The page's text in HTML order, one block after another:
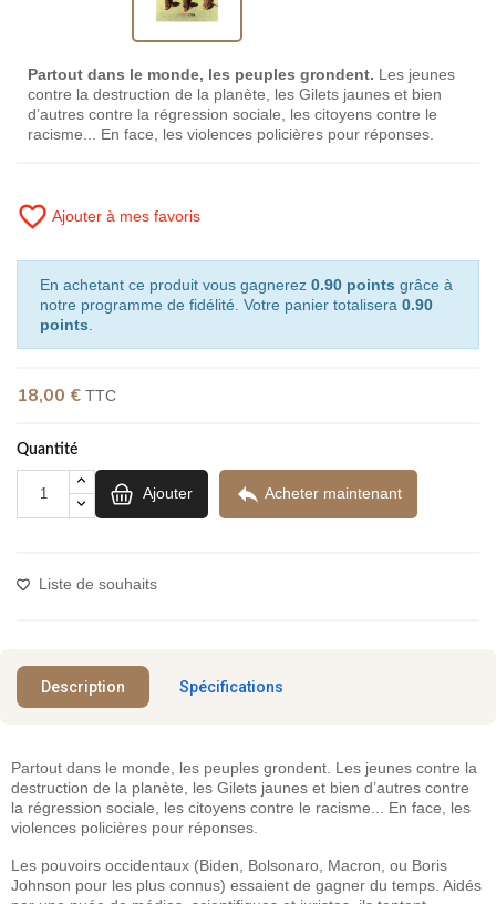
Partout dans le monde, les peuples grondent. Les jeunes
contre la destruction de la planète, les Gilets jaunes et bien
d’autres contre la régression sociale, les citoyens contre le
racisme... En face, les violences policières pour réponses.
favorite_border Ajouter à mes favoris
En achetant ce produit vous gagnerez 0.90 points grâce à
notre programme de fidélité. Votre panier totalisera 0.90
points
18,00 € TTC
Quantité
Ajouter  Acheter maintenant
Liste de souhaits
Description Spécifications
Partout dans le monde, les peuples grondent. Les jeunes contre la
destruction de la planète, les Gilets jaunes et bien d’autres contre
la régression sociale, les citoyens contre le racisme... En face, les
violences policières pour réponses.
Les pouvoirs occidentaux (Biden, Bolsonaro, Macron, ou Boris
Johnson pour les plus connus) essaient de gagner du temps. Aidés